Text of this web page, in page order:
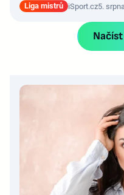
Liga mistrů iSport.cz5.